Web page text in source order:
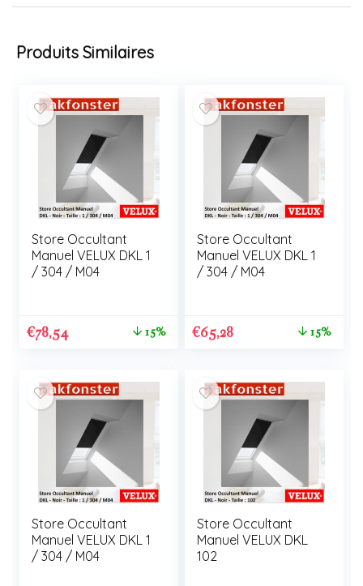
Produits Similaires
Store Occultant
Manuel VELUX DKL 1
/ 304 / M04
€78,54 15%
Store Occultant
Manuel VELUX DKL 1
/ 304 / M04
€65,28 15%
Store Occultant
Manuel VELUX DKL 1
/ 304 / M04
Store Occultant
Manuel VELUX DKL
102